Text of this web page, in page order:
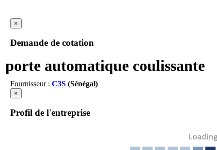
×
Demande de cotation
porte automatique coulissante
Fournisseur : C3S(Sénégal)
×
Profil de l'entreprise